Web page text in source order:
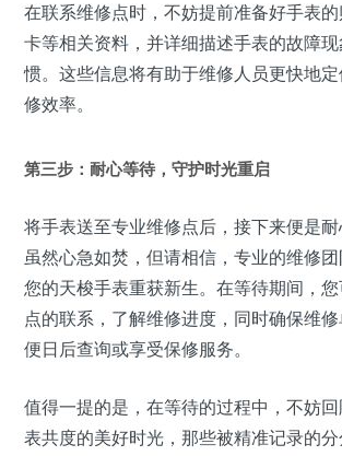
在联系维修点时，不妨提前准备好手表
卡等相关资料，并详细描述手表的故障
惯。这些信息将有助于维修人员更快地
修效率。
第三步：耐心等待，守护时光重启
将手表送至专业维修点后，接下来便是耐
虽然心急如焚，但请相信，专业的维修
您的天梭手表重获新生。在等待期间，
点的联系，了解维修进度，同时确保维
便日后查询或享受保修服务。
值得一提的是，在等待的过程中，不妨
表共度的美好时光，那些被精准记录的